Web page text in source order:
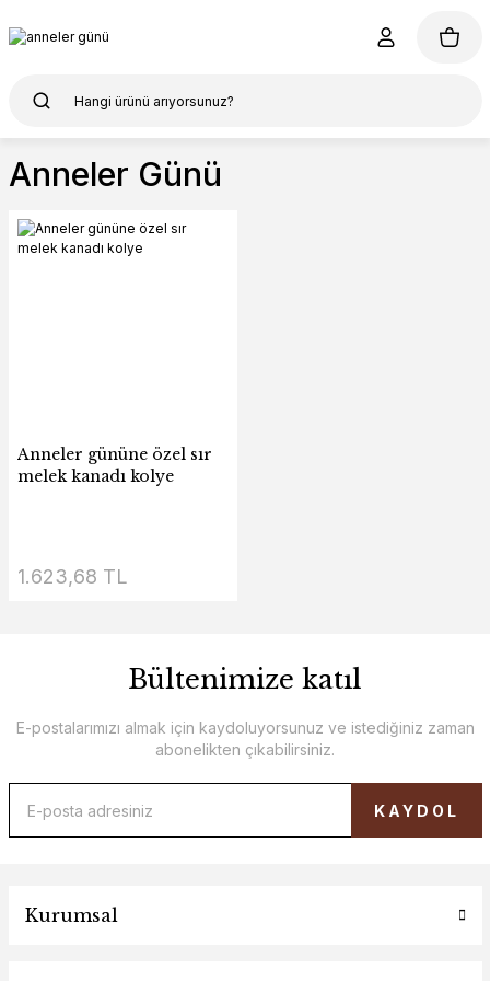
Anneler Günü
Anneler gününe özel sır
melek kanadı kolye
1.623,68 TL
Bültenimize katıl
E-postalarımızı almak için kaydoluyorsunuz ve istediğiniz zaman
abonelikten çıkabilirsiniz.
KAYDOL
Kurumsal